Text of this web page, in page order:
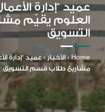
نظام إدارة التعلم
MYLMS
MTSIS
إدارة الموارد البشرية
نظام التواصل
عميد “إدارة
العلوم يقيّم
التسويق
Home
› الأخبار › عميد “إدارة
مشاريع طلاب قسم التسويق